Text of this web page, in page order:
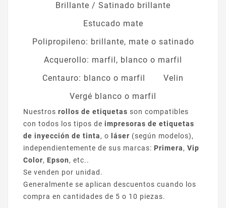
Brillante / Satinado brillante
Estucado mate
Polipropileno: brillante, mate o satinado
Acquerollo: marfil, blanco o marfil
Centauro: blanco o marfil
Velin
Vergé blanco o marfil
Nuestros rollos de etiquetas son compatibles
con todos los tipos de impresoras de etiquetas
de inyección de tinta, o láser (según modelos),
independientemente de sus marcas: Primera, Vip
Color, Epson, etc..
Se venden por unidad.
Generalmente se aplican descuentos cuando los
compra en cantidades de 5 o 10 piezas.